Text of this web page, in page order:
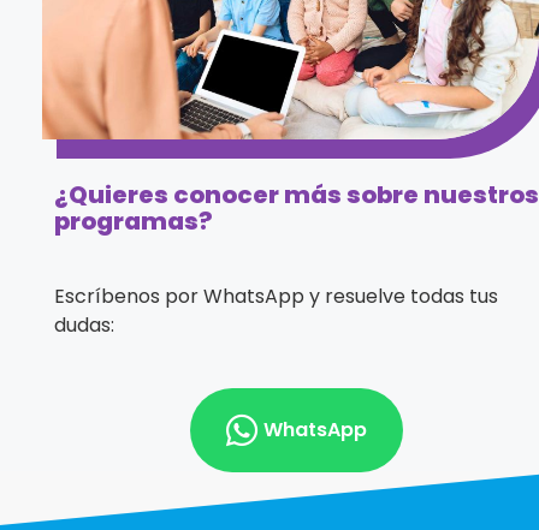
¿Quieres conocer más sobre nuestros
programas?
Escríbenos por WhatsApp y resuelve todas tus
dudas:
WhatsApp